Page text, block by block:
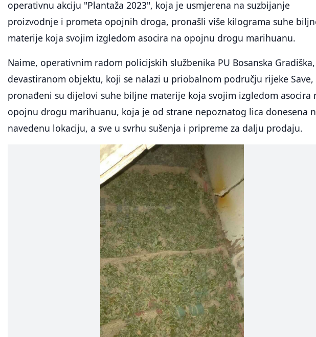
operativnu akciju "Plantaža 2023", koja je usmjerena na suzbijanje
proizvodnje i prometa opojnih droga, pronašli više kilograma suhe
materije koja svojim izgledom asocira na opojnu drogu marihuanu.
Naime, operativnim radom policijskih službenika PU Bosanska
devastiranom objektu, koji se nalazi u priobalnom području rijeke Save,
pronađeni su dijelovi suhe biljne materije koja svojim izgledom asocira
opojnu drogu marihuanu, koja je od strane nepoznatog lica donesena
navedenu lokaciju, a sve u svrhu sušenja i pripreme za dalju prodaju.